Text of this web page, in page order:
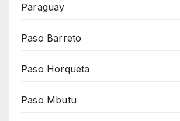
Paraguay
Paso Barreto
Paso Horqueta
Paso Mbutu